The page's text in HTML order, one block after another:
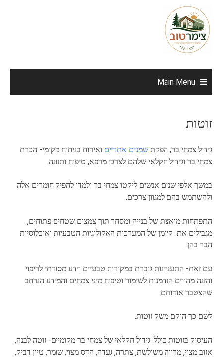
content
Main Menu
זוטות
גידול צמחי בר, הפקת שמנים אתריים ואירוח בניחוח מקומי- הכרת
צמחי בר וגידול חקלאי שלהם לצרכי מרפא, טיפוח ותזונה.
במשך אלפי שנים אנשים ליקטו צמחי בר ולמדו להפיק חומרים אלה
ולהשתמש בהם למגוון צרכים.
התפתחות מואצת של בנייה ומסחר תוך צמצום שטחים פתוחים,
מגבילים את קיומן של המערכות האקולוגיות הטבעיות ואוכלוסיות
הבר בהן.
עם זאת- התעניינות גוברת במקורות טבעיים וידע מסורתי לריפוי
והזנה מהווים הזדמנות לשימור וטיפוח מיני צמחים והמידע הנרחב
שהצטבר אודותם.
לשם כך הוקם משק זוטות.
העיסוק בזוטות כולל: גידול חקלאי של צמחי בר מקומיים- זוטה לבנה,
אזוב מצוי, מרווה משולשת, צתרה, געדה, הדס מצוי, שומר, טיון דביק,